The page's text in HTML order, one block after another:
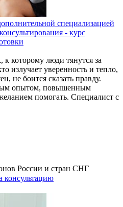
специализацией
- курс
к которому люди тянутся за
излучает уверенность и тепло,
не боится сказать правду.
опытом, повышенным
помогать. Специалист с
России и стран СНГ
консультацию